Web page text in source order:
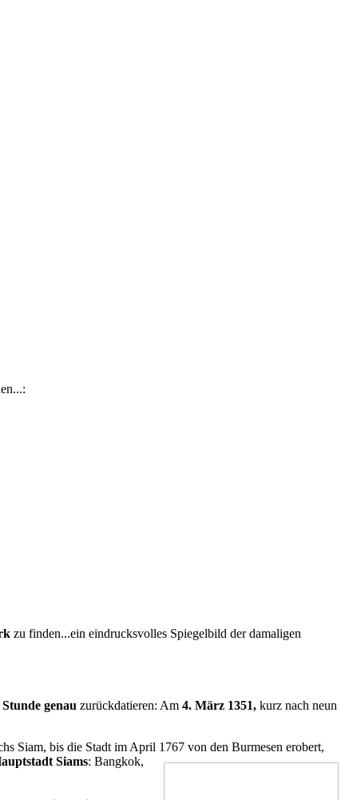
zu finden...ein eindrucksvolles Spiegelbild der damaligen
genau zurückdatieren: Am 4. März 1351, kurz nach neun
Siam, bis die Stadt im April 1767 von den Burmesen erobert,
Siams: Bangkok,